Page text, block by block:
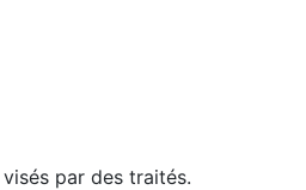
par des traités.